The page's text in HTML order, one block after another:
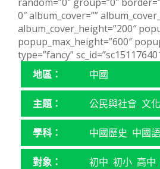
0″ album_cover=””
album_cover_height=”200″
popup_max_height=”600″
type=”fancy”
地區：
中國
主題： 公民與社會, 文化
學科： 中國歷史, 中國
對象： 初中, 初小, 高中,